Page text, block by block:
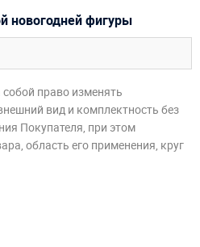
новогодней фигуры
право изменять
вид и комплектность без
Покупателя, при этом
область его применения, круг